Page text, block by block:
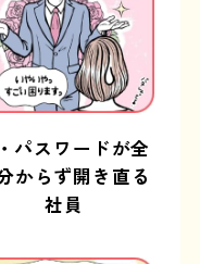
パスワードが全
からず開き直る
社員